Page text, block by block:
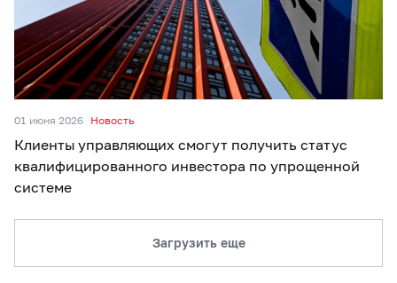
01 июня 2026 Новость
Клиенты управляющих смогут получить статус
квалифицированного инвестора по упрощенной
системе
Загрузить еще